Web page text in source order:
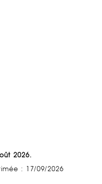
2026.
: 17/09/2026